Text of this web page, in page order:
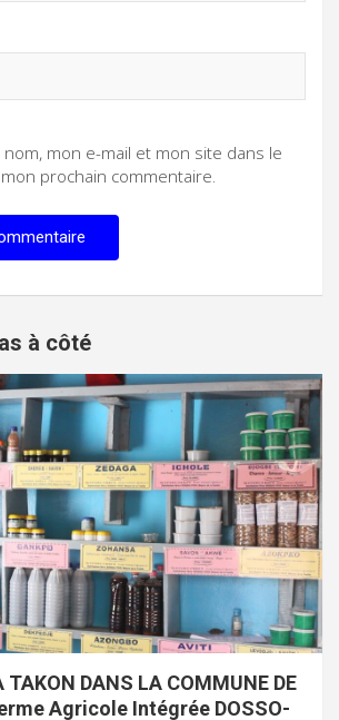
mon e-mail et mon site dans le
prochain commentaire.
à côté
TAKON DANS LA COMMUNE DE
Agricole Intégrée DOSSO-